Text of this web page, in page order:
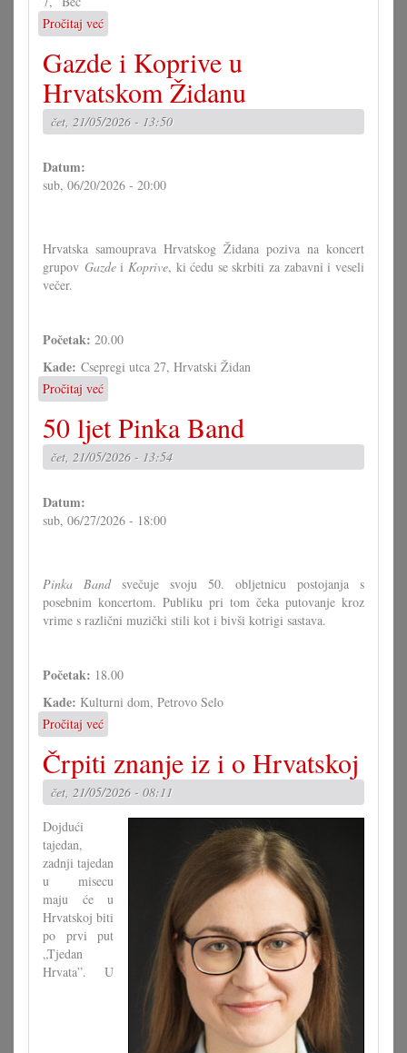
Pročitaj već
Predavanje
"Još
živi?
-
Bečke
narodne
svoji
Beču
Gazde i Koprive u
Hrvatskom Židanu
čet, 21/05/2026 - 13:50
Datum:
sub, 06/20/2026 - 20:00
Hrvatska samouprava Hrvatskog Židana poziva na koncert
grupov Gazdei Koprive, ki ćedu se skrbiti za zabavni i veseli
večer.
Početak: 20.00
Kade: Csepregi utca 27, Hrvatski Židan
Pročitaj već
Gazde
i
Koprive
u
50 ljet Pinka Band
čet, 21/05/2026 - 13:54
Datum:
sub, 06/27/2026 - 18:00
Pinka Bandsvečuje svoju 50. obljetnicu postojanja s
posebnim koncertom. Publiku pri tom čeka putovanje kroz
vrime s različni muzički stili kot i bivši kotrigi sastava.
Početak: 18.00
Kade: Kulturni dom, Petrovo Selo
Pročitaj već
50
ljet
Pinka
Band
Črpiti znanje iz i o Hrvatskoj
čet, 21/05/2026 - 08:11
Dojdući
tajedan,
zadnji tajedan
u misecu
maju će u
Hrvatskoj biti
po prvi put
„Tjedan
Hrvata”. U